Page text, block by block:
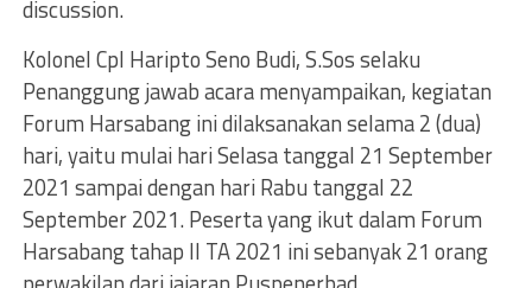
discussion.
Kolonel Cpl Haripto Seno Budi, S.Sos selaku
Penanggung jawab acara menyampaikan, kegiatan
Forum Harsabang ini dilaksanakan selama 2 (dua)
hari, yaitu mulai hari Selasa tanggal 21 September
2021 sampai dengan hari Rabu tanggal 22
September 2021. Peserta yang ikut dalam Forum
Harsabang tahap II TA 2021 ini sebanyak 21 orang